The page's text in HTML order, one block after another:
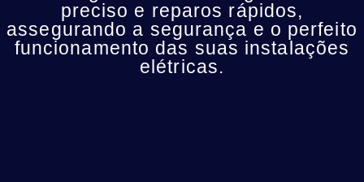
preciso e reparos rápidos,
assegurando a segurança e o perfeito
funcionamento das suas instalações
elétricas.